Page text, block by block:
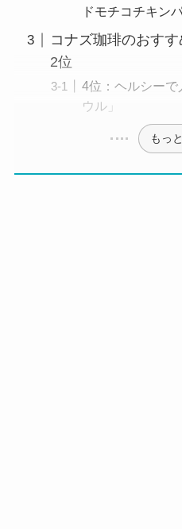
ドモチコチキン
コナズ珈琲のおす
2位
4位：ヘルシー
ウル」
もっ